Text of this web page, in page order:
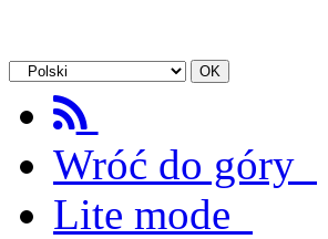
Wróć do góry
Lite mode